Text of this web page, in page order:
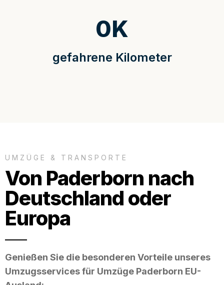
gefahrene Kilometer
0K
UMZÜGE & TRANSPORTE
Von Paderborn nach
Deutschland oder
Europa
Genießen Sie die besonderen Vorteile unseres
Umzugsservices für Umzüge Paderborn EU-